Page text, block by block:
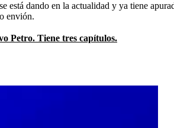
está dando en la actualidad y ya tiene
envión.
Petro. Tiene tres capítulos.